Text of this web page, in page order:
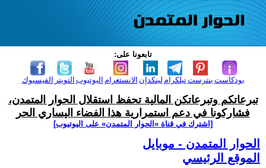
تابعونا على:
الفيسبوك التويتر اليوتيوب الانستغرام لينكدإن تيلكرامبنترست بودكاست
تبرعاتكم وتبرعاتكن المالية تحفظ استقلال الحوار المتمدن،
فشاركونا في دعم استمرارية هذا الفضاء اليساري الحر
[اشترك في قناة ‫«الحوار المتمدن» على اليوتيوب]
الحوار المتمدن - موبايل
الموقع الرئيسي